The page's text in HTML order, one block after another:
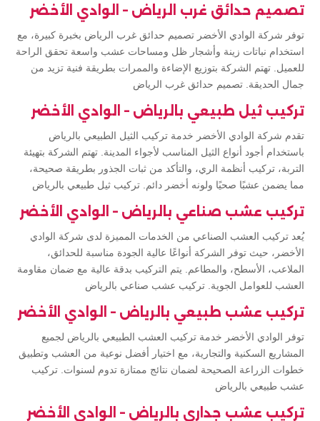
تصميم حدائق غرب الرياض – الوادي الأخضر
توفر شركة الوادي الأخضر تصميم حدائق غرب الرياض بخبرة كبيرة، مع
استخدام نباتات زينة وأشجار ظل ومساحات عشب واسعة تحقق الراحة
للعميل. تهتم الشركة بتوزيع الإضاءة والممرات بطريقة فنية تزيد من
جمال الحديقة. تصميم حدائق غرب الرياض
تركيب ثيل طبيعي بالرياض – الوادي الأخضر
تقدم شركة الوادي الأخضر خدمة تركيب الثيل الطبيعي بالرياض
باستخدام أجود أنواع الثيل المناسب لأجواء المدينة. تهتم الشركة بتهيئة
التربة، تركيب أنظمة الري، والتأكد من ثبات الجذور بطريقة صحيحة،
مما يضمن عشبًا صحيًا ولونه أخضر دائم. تركيب ثيل طبيعي بالرياض
تركيب عشب صناعي بالرياض – الوادي الأخضر
يُعد تركيب العشب الصناعي من الخدمات المميزة لدى شركة الوادي
الأخضر، حيث توفر الشركة أنواعًا عالية الجودة مناسبة للحدائق،
الملاعب، الأسطح، والمطاعم. يتم التركيب بدقة عالية مع ضمان مقاومة
العشب للعوامل الجوية. تركيب عشب صناعي بالرياض
تركيب عشب طبيعي بالرياض – الوادي الأخضر
توفر الوادي الأخضر خدمة تركيب العشب الطبيعي بالرياض لجميع
المشاريع السكنية والتجارية، مع اختيار أفضل نوعية من العشب وتطبيق
خطوات الزراعة الصحيحة لضمان نتائج ممتازة تدوم لسنوات. تركيب
عشب طبيعي بالرياض
تركيب عشب جداري بالرياض – الوادي الأخضر